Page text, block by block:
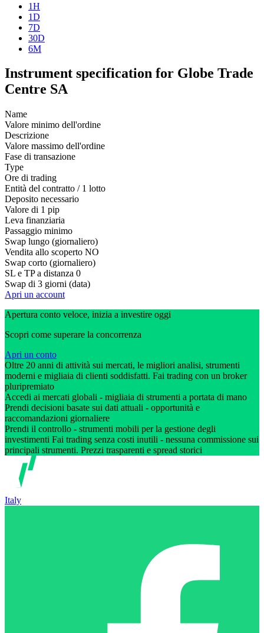
1H
1D
7D
30D
6M
Instrument specification for Globe Trade
Centre SA
Name
Valore minimo dell'ordine
Descrizione
Valore massimo dell'ordine
Fase di transazione
Type
Ore di trading
Entità del contratto / 1 lotto
Deposito necessario
Valore di 1 pip
Leva finanziaria
Passaggio minimo
Swap lungo (giornaliero)
Vendita allo scoperto NO
Swap corto (giornaliero)
SL e TP a distanza 0
Swap di 3 giorni (data)
Apri un account
Apertura conto veloce, inizia a investire oggi
Scopri come superare la concorrenza
Apri un conto
Oltre 20 anni di attività sui mercati, le migliori analisi, strumenti
moderni e migliaia di clienti soddisfatti. Fai trading con un broker
pluripremiato
Accedi ai mercati globali - migliaia di strumenti a portata di mano
Prendi decisioni basate sui dati attuali - opportunità e
raccomandazioni giornaliere
Prendi il controllo - strumenti mobili per la gestione degli
investimenti Fai trading senza costi inutili - nessuna commissione sui
principali strumenti. Prezzi trasparenti e spread storici
Italy